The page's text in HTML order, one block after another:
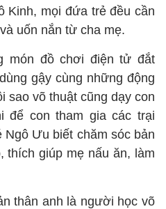
Kinh, mọi đứa trẻ đều cần
uốn nắn từ cha mẹ.
món đồ chơi điện tử đắt
gậy cùng những động
sao võ thuật cũng dạy con
để con tham gia các trại
Ngô Ưu biết chăm sóc bản
thích giúp mẹ nấu ăn, làm
thân anh là người học võ